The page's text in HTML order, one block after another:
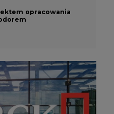
opracowania